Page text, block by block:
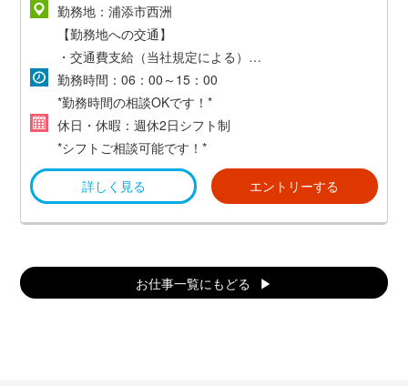
勤務地：浦添市西洲
【勤務地への交通】
・交通費支給（当社規定による）
・マイカー通勤可（無料駐車場あり）
勤務時間：06：00～15：00
*勤務時間の相談OKです！*
休日・休暇：週休2日シフト制
*シフトご相談可能です！*
詳しく見る エントリーする
お仕事一覧にもどる